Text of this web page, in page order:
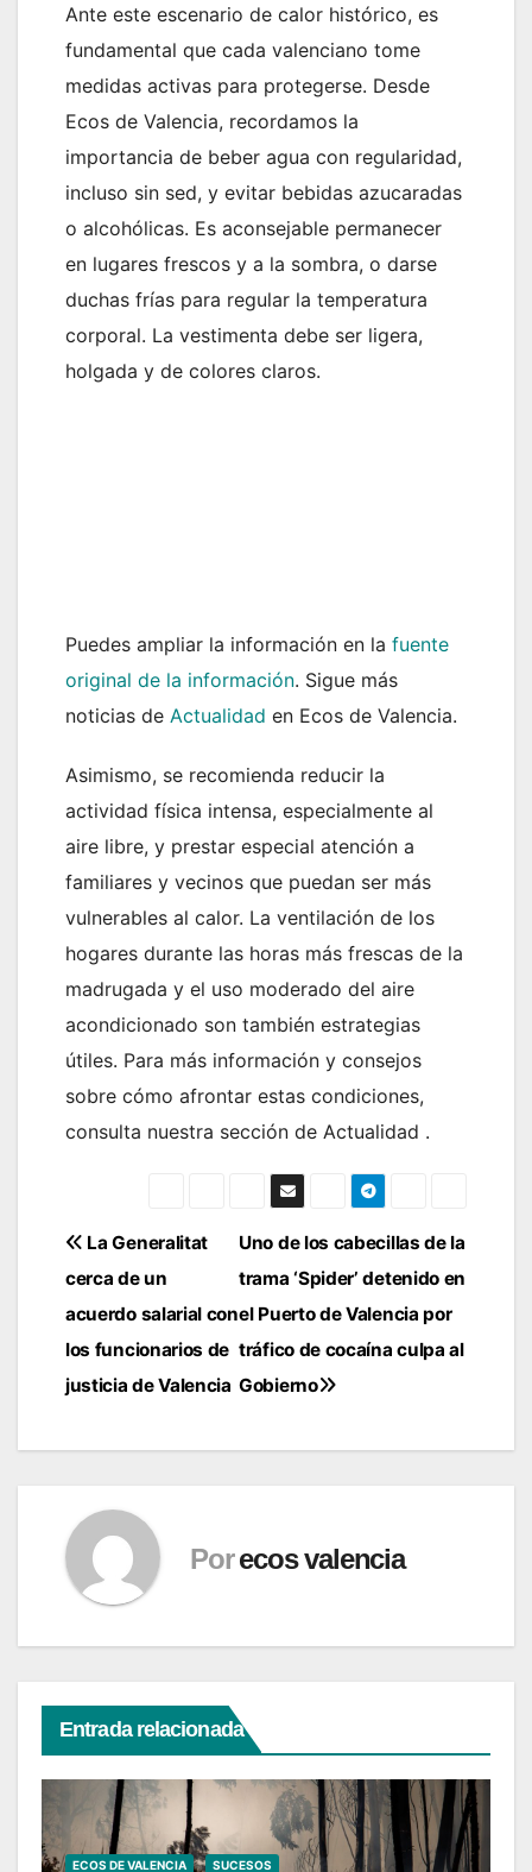
Ante este escenario de calor histórico, es
fundamental que cada valenciano tome
medidas activas para protegerse. Desde
Ecos de Valencia, recordamos la
importancia de beber agua con regularidad,
incluso sin sed, y evitar bebidas azucaradas
o alcohólicas. Es aconsejable permanecer
en lugares frescos y a la sombra, o darse
duchas frías para regular la temperatura
corporal. La vestimenta debe ser ligera,
holgada y de colores claros.
Puedes ampliar la información en la fuente
original de la información. Sigue más
noticias de Actualidad en Ecos de Valencia.
Asimismo, se recomienda reducir la
actividad física intensa, especialmente al
aire libre, y prestar especial atención a
familiares y vecinos que puedan ser más
vulnerables al calor. La ventilación de los
hogares durante las horas más frescas de la
madrugada y el uso moderado del aire
acondicionado son también estrategias
útiles. Para más información y consejos
sobre cómo afrontar estas condiciones,
consulta nuestra sección de Actualidad .
Navegación
de
entradas
Uno de los cabecillas de la
trama ‘Spider’ detenido en
el Puerto de Valencia por
tráfico de cocaína culpa al
Gobierno
La Generalitat
cerca de un
acuerdo salarial con
los funcionarios de
justicia de Valencia
Por ecos valencia
Entrada relacionada
ECOS DE VALENCIA SUCESOS